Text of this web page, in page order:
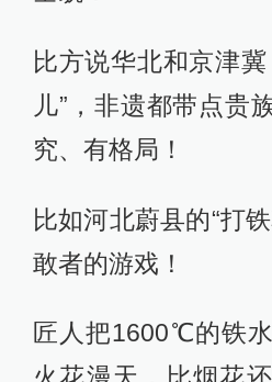
时空完整，脉络清晰
完整展现中国非遗发展脉络
市面上大多数非遗
国家入选联合国教科
但这本《中国非遗